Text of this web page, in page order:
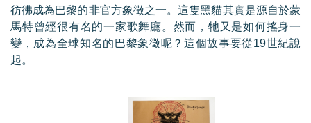
彷彿成為巴黎的非官方象徵之一。這隻黑貓其實是源自於蒙
馬特曾經很有名的一家歌舞廳。然而，牠又是如何搖身一
變，成為全球知名的巴黎象徵呢？這個故事要從19世紀說
起。